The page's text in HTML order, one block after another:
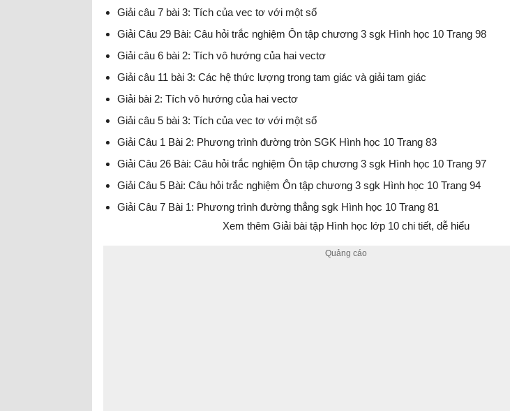
Giải câu 7 bài 3: Tích của vec tơ với một số
Giải Câu 29 Bài: Câu hỏi trắc nghiệm Ôn tập chương 3 sgk Hình học 10 Trang 98
Giải câu 6 bài 2: Tích vô hướng của hai vectơ
Giải câu 11 bài 3: Các hệ thức lượng trong tam giác và giải tam giác
Giải bài 2: Tích vô hướng của hai vectơ
Giải câu 5 bài 3: Tích của vec tơ với một số
Giải Câu 1 Bài 2: Phương trình đường tròn SGK Hình học 10 Trang 83
Giải Câu 26 Bài: Câu hỏi trắc nghiệm Ôn tập chương 3 sgk Hình học 10 Trang 97
Giải Câu 5 Bài: Câu hỏi trắc nghiệm Ôn tập chương 3 sgk Hình học 10 Trang 94
Giải Câu 7 Bài 1: Phương trình đường thẳng sgk Hình học 10 Trang 81
Xem thêm Giải bài tập Hình học lớp 10 chi tiết, dễ hiểu